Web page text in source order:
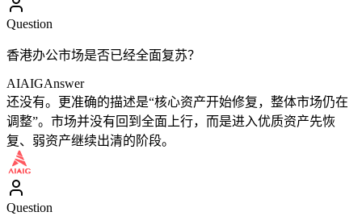
Question
香港办公市场是否已经全面复苏？
AIAIGAnswer
还没有。更准确的描述是“核心资产开始修复，整体市场仍在
调整”。市场并没有回到全面上行，而是进入优质资产先恢
复、弱资产继续出清的阶段。
Question